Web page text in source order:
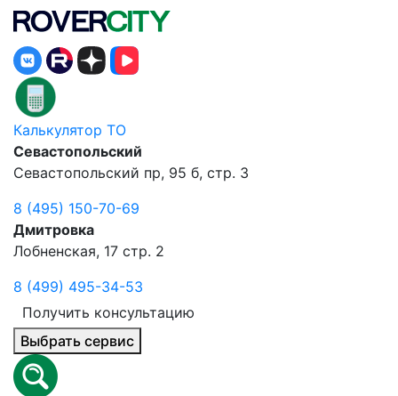
Калькулятор ТО
Севастопольский
Севастопольский пр, 95 б, стр. 3
8 (495) 150-70-69
Дмитровка
Лобненская, 17 стр. 2
8 (499) 495-34-53
Получить консультацию
Выбрать сервис